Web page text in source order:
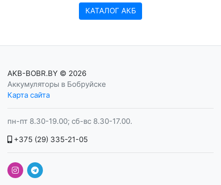
КАТАЛОГ АКБ
AKB-BOBR.BY © 2026
Аккумуляторы в Бобруйске
Карта сайта
пн-пт 8.30-19.00; сб-вс 8.30-17.00.
+375 (29) 335-21-05